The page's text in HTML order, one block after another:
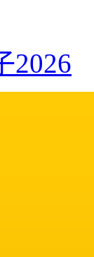
2026